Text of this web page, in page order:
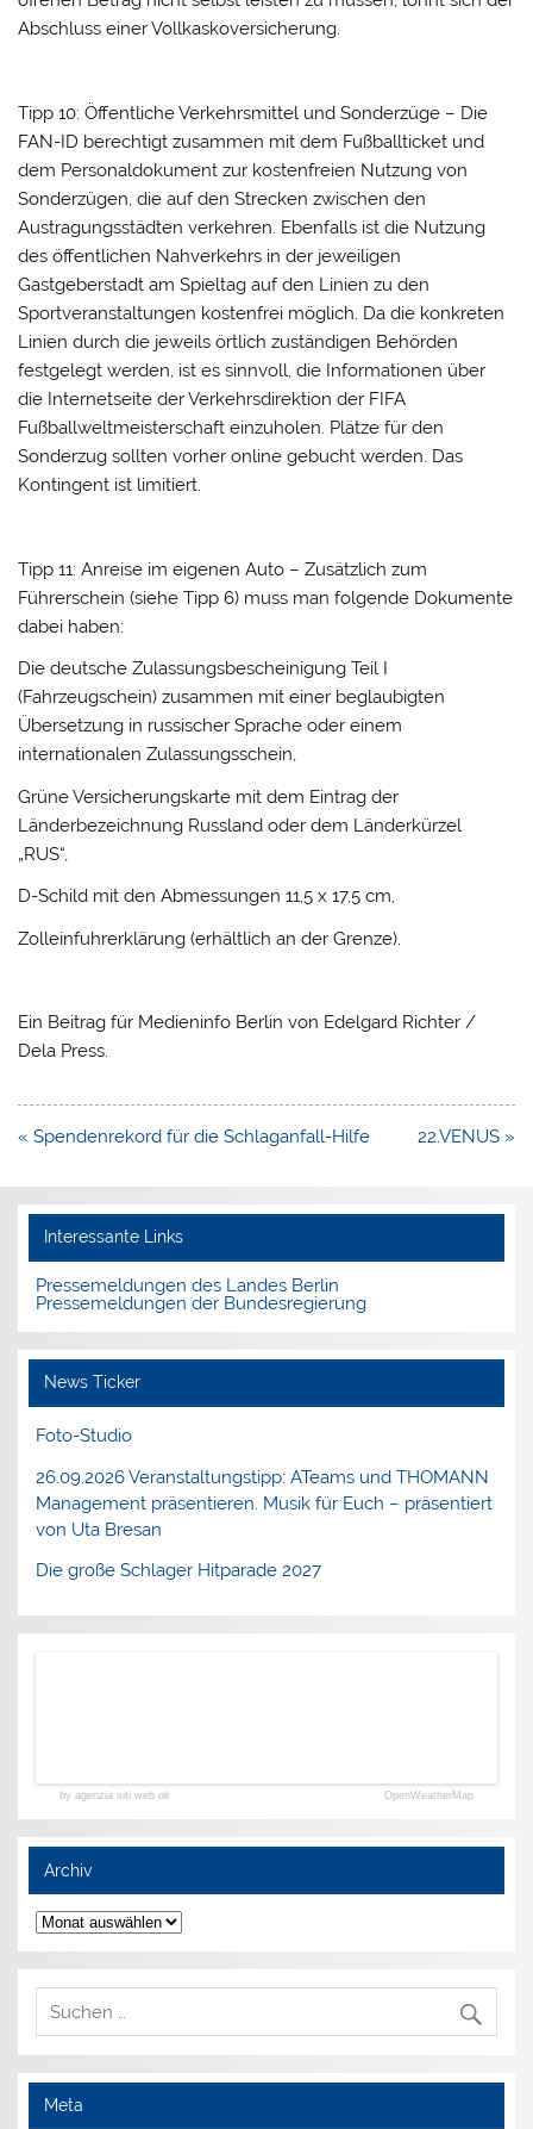
Abschluss einer Vollkaskoversicherung.
Tipp 10: Öffentliche Verkehrsmittel und Sonderzüge – Die
FAN-ID berechtigt zusammen mit dem Fußballticket und
dem Personaldokument zur kostenfreien Nutzung von
Sonderzügen, die auf den Strecken zwischen den
Austragungsstädten verkehren. Ebenfalls ist die Nutzung
des öffentlichen Nahverkehrs in der jeweiligen
Gastgeberstadt am Spieltag auf den Linien zu den
Sportveranstaltungen kostenfrei möglich. Da die konkreten
Linien durch die jeweils örtlich zuständigen Behörden
festgelegt werden, ist es sinnvoll, die Informationen über
die Internetseite der Verkehrsdirektion der FIFA
Fußballweltmeisterschaft einzuholen. Plätze für den
Sonderzug sollten vorher online gebucht werden. Das
Kontingent ist limitiert.
Tipp 11: Anreise im eigenen Auto – Zusätzlich zum
Führerschein (siehe Tipp 6) muss man folgende Dokumente
dabei haben:
Die deutsche Zulassungsbescheinigung Teil I
(Fahrzeugschein) zusammen mit einer beglaubigten
Übersetzung in russischer Sprache oder einem
internationalen Zulassungsschein,
Grüne Versicherungskarte mit dem Eintrag der
Länderbezeichnung Russland oder dem Länderkürzel
„RUS“,
D-Schild mit den Abmessungen 11,5 x 17,5 cm,
Zolleinfuhrerklärung (erhältlich an der Grenze).
Ein Beitrag für Medieninfo Berlin von Edelgard Richter /
Dela Press.
Beitragsnavigation
« Spendenrekord für die Schlaganfall-Hilfe 22.VENUS »
Interessante Links
Pressemeldungen des Landes Berlin
Pressemeldungen der Bundesregierung
News Ticker
Foto-Studio
26.09.2026 Veranstaltungstipp: ATeams und THOMANN
Management präsentieren. Musik für Euch – präsentiert
von Uta Bresan
Die große Schlager Hitparade 2027
by agenzia siti web ok OpenWeatherMap
Archiv
Archiv
Meta